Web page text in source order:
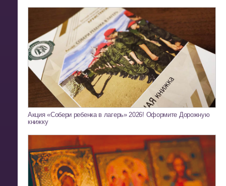
Акция «Собери ребенка в лагерь» 2026! Оформите Дорожную
книжку